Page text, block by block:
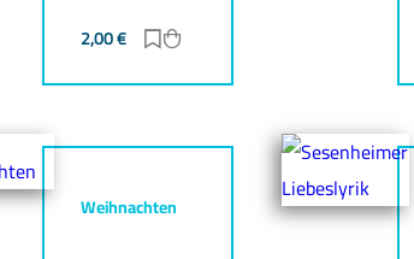
2,00€ Zur Merkliste hinzufügen
Weihnachten